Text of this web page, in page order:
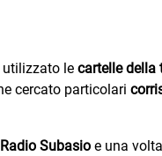
utilizzato le cartelle della
cercato particolari
Radio Subasio e una